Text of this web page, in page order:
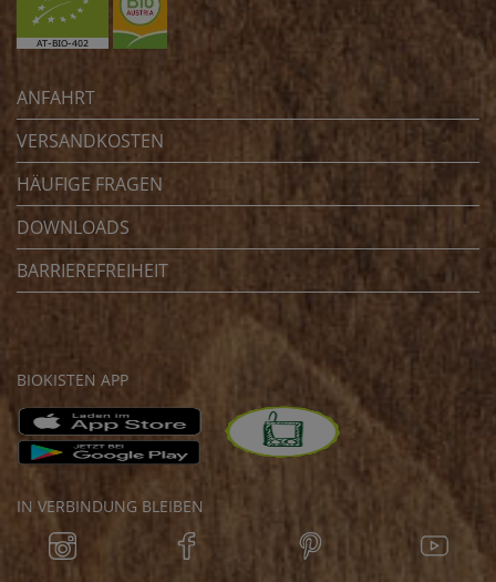
ANFAHRT
VERSANDKOSTEN
HÄUFIGE FRAGEN
DOWNLOADS
BARRIEREFREIHEIT
BIOKISTEN APP
IN VERBINDUNG BLEIBEN